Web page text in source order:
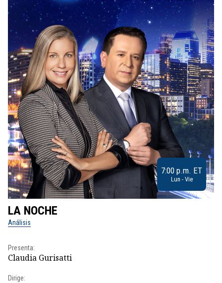
7:00 p.m. ET
Lun - Vie
LA NOCHE
Análisis
Presenta:
Claudia Gurisatti
Dirige: